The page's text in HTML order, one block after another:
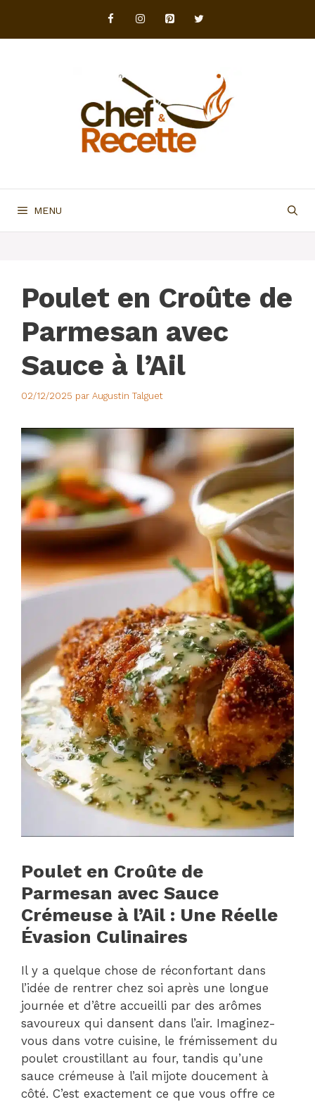
contenu
MENU
Poulet en Croûte de
Parmesan avec
Sauce à l’Ail
02/12/2025 par Augustin Talguet
Poulet en Croûte de
Parmesan avec Sauce
Crémeuse à l’Ail : Une Réelle
Évasion Culinaires
Il y a quelque chose de réconfortant dans
l’idée de rentrer chez soi après une longue
journée et d’être accueilli par des arômes
savoureux qui dansent dans l’air. Imaginez-
vous dans votre cuisine, le frémissement du
poulet croustillant au four, tandis qu’une
sauce crémeuse à l’ail mijote doucement à
côté. C’est exactement ce que vous offre ce